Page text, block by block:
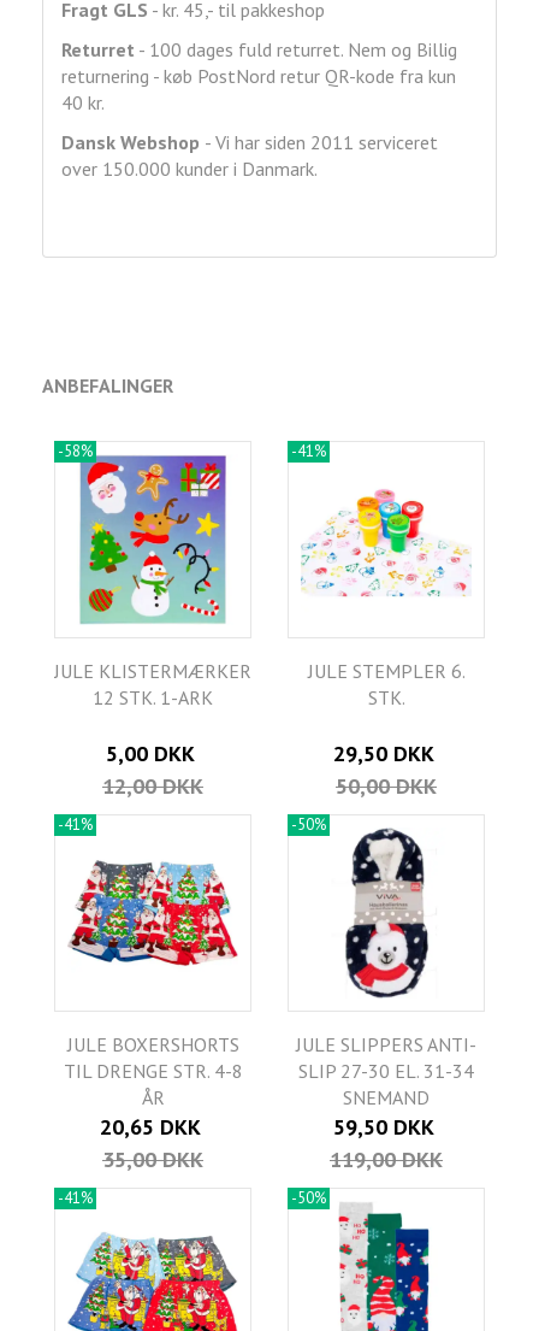
Fragt GLS - kr. 45,- til pakkeshop
Returret - 100 dages fuld returret. Nem og Billig
returnering - køb PostNord retur QR-kode fra kun
40 kr.
Dansk Webshop - Vi har siden 2011 serviceret
over 150.000 kunder i Danmark.
ANBEFALINGER
-58%
JULE KLISTERMÆRKER
12 STK. 1-ARK
5,00 DKK
12,00 DKK
-41%
JULE STEMPLER 6.
STK.
29,50 DKK
50,00 DKK
-41%
JULE BOXERSHORTS
TIL DRENGE STR. 4-8
ÅR
20,65 DKK
35,00 DKK
-50%
JULE SLIPPERS ANTI-
SLIP 27-30 EL. 31-34
SNEMAND
59,50 DKK
119,00 DKK
-41% -50%